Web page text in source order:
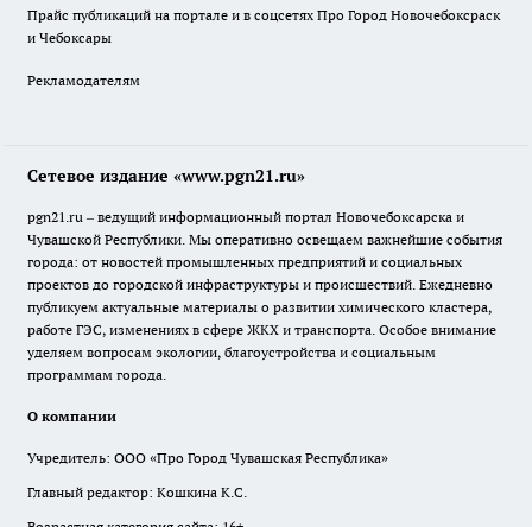
Прайс публикаций на портале и в соцсетях Про Город Новочебоксраск
и Чебоксары
Рекламодателям
Сетевое издание «www.pgn21.ru»
pgn21.ru – ведущий информационный портал Новочебоксарска и
Чувашской Республики. Мы оперативно освещаем важнейшие события
города: от новостей промышленных предприятий и социальных
проектов до городской инфраструктуры и происшествий. Ежедневно
публикуем актуальные материалы о развитии химического кластера,
работе ГЭС, изменениях в сфере ЖКХ и транспорта. Особое внимание
уделяем вопросам экологии, благоустройства и социальным
программам города.
О компании
Учредитель: ООО «Про Город Чувашская Республика»
Главный редактор: Кошкина К.С.